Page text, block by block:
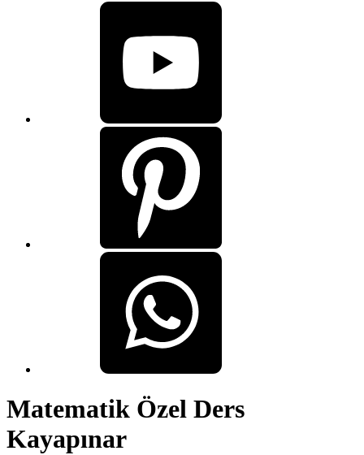
Matematik Özel Ders
Kayapınar